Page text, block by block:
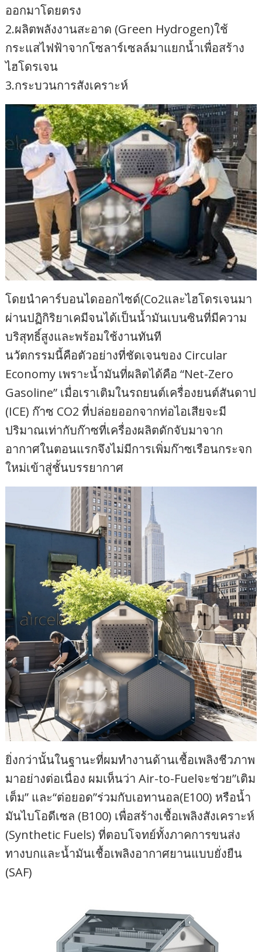
ออกมาโดยตรง
2.ผลิตพลังงานสะอาด (Green Hydrogen)ใช้
กระแสไฟฟ้าจากโซลาร์เซลล์มาแยกน้ำเพื่อสร้าง
ไฮโดรเจน
3.กระบวนการสังเคราะห์
โดยนำคาร์บอนไดออกไซด์(Co2และไฮโดรเจนมา
ผ่านปฏิกิริยาเคมีจนได้เป็นน้ำมันเบนซินที่มีความ
บริสุทธิ์สูงและพร้อมใช้งานทันที
นวัตกรรมนี้คือตัวอย่างที่ชัดเจนของ Circular
Economy เพราะน้ำมันที่ผลิตได้คือ “Net-Zero
Gasoline” เมื่อเราเติมในรถยนต์เครื่องยนต์สันดาป
(ICE) ก๊าซ CO2 ที่ปล่อยออกจากท่อไอเสียจะมี
ปริมาณเท่ากับก๊าซที่เครื่องผลิตดักจับมาจาก
อากาศในตอนแรกจึงไม่มีการเพิ่มก๊าซเรือนกระจก
ใหม่เข้าสู่ชั้นบรรยากาศ
ยิ่งกว่านั้นในฐานะที่ผมทำงานด้านเชื้อเพลิงชีวภาพ
มาอย่างต่อเนื่อง ผมเห็นว่า Air-to-Fuelจะช่วย”เติม
เต็ม” และ“ต่อยอด”ร่วมกับเอทานอล(E100) หรือน้ำ
มันไบโอดีเซล (B100) เพื่อสร้างเชื้อเพลิงสังเคราะห์
(Synthetic Fuels) ที่ตอบโจทย์ทั้งภาคการขนส่ง
ทางบกและน้ำมันเชื้อเพลิงอากาศยานแบบยั่งยืน
(SAF)